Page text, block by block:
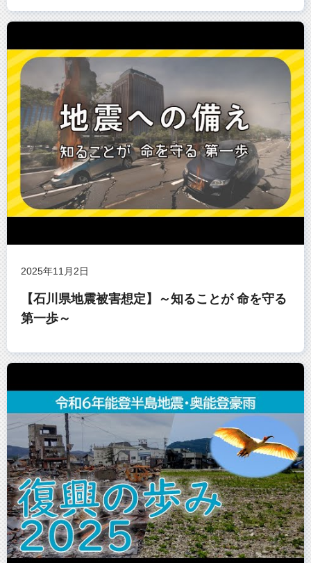
2025年11月2日
【石川県地震被害想定】～知ることが 命を守る
第一歩～